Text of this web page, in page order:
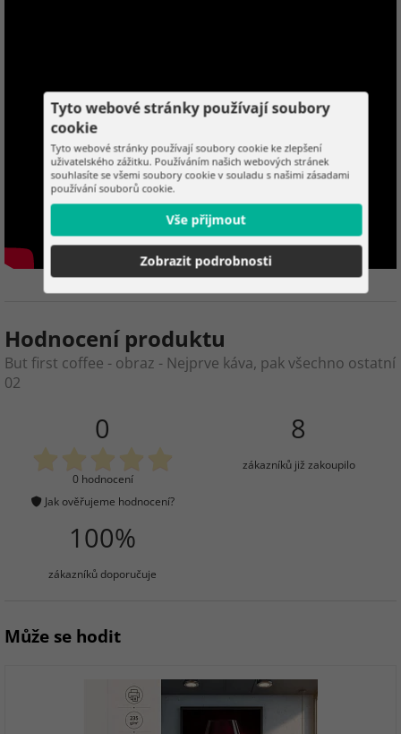
Hodnocení produktu
But first coffee - obraz - Nejprve káva, pak všechno ostatní
02
0
0 hodnocení
Jak ověřujeme hodnocení?
8
zákazníků již zakoupilo
100%
zákazníků doporučuje
Může se hodit
Tyto webové stránky používají soubory
cookie
Tyto webové stránky používají soubory cookie ke zlepšení
uživatelského zážitku. Používáním našich webových stránek
souhlasíte se všemi soubory cookie v souladu s našimi zásadami
používání souborů cookie.
Vše přijmout
Zobrazit podrobnosti